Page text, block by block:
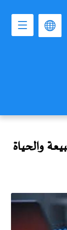
والحياة